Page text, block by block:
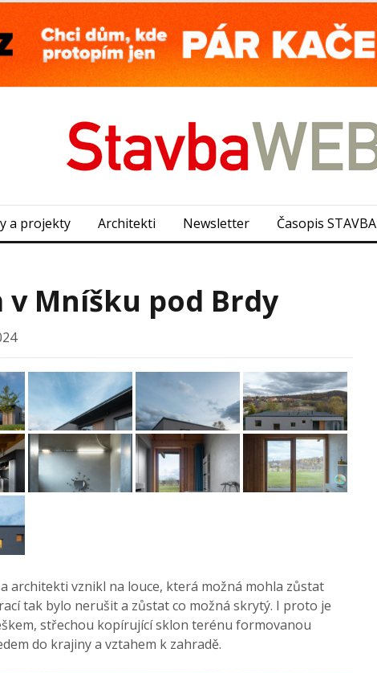
a projekty Architekti Newsletter Časopis STAVBA
v Mníšku pod Brdy
architekti vznikl na louce, která možná mohla zůstat
tak bylo nerušit a zůstat co možná skrytý. I proto je
střechou kopírující sklon terénu formovanou
do krajiny a vztahem k zahradě.